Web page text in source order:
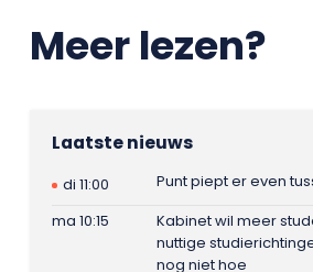
Meer lezen?
Laatste nieuws
di 11:00
Punt piept er even
ma 10:15
Kabinet wil meer
nuttige
nog niet hoe